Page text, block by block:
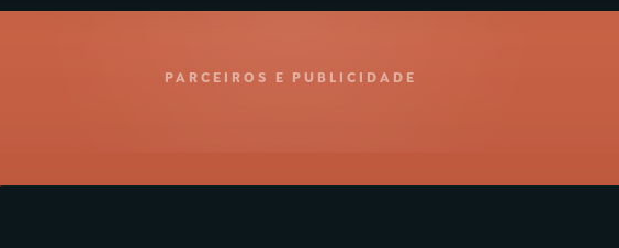
PARCEIROS E PUBLICIDADE